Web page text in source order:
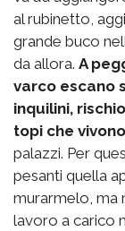
al rubinetto,
grande buco
da allora. A
varco escano
inquilini,
topi che
palazzi. Per
pesanti quella
murarmelo, ma
lavoro a carico